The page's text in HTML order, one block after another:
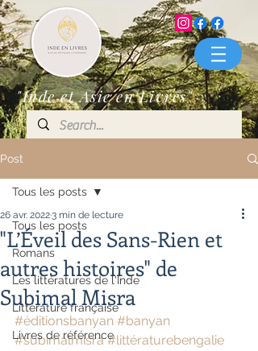
"Inde et Asie en Livres"
Post
Tous les posts
Romans
Les littératures de l'Inde
Littérature française
Livres de référence
Tous les posts
"L’Éveil des Sans-Rien et
autres histoires" de
Subimal Misra
26 avr. 20223 min de lecture
#éditionsbanyan #banyan
#subimalmisra #littératurebengalie